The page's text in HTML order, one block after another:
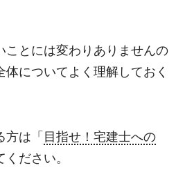
ことには変わりありませんの
についてよく理解しておく
方は「 目指せ！宅建士への
ださい。